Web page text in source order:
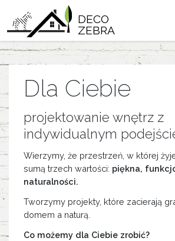
DECO
ZEBRA
Dla Ciebie
projektowanie wnętrz z
indywidualnym
Wierzymy, że przestrzeń, w której
sumą trzech wartości: piękna,
naturalności.
Tworzymy projekty, które zacierają
domem a naturą.
Co możemy dla Ciebie zrobić?